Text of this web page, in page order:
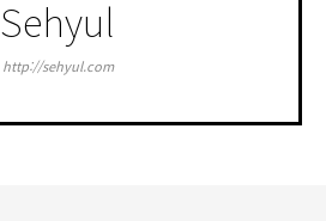
Sehyul
http://sehyul.com